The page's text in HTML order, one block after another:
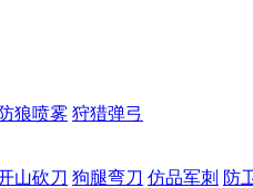
狼喷雾 狩猎弹弓
山砍刀 狗腿弯刀 仿品军刺 防